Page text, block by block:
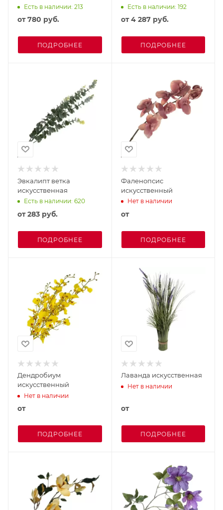
Есть в наличии: 213
от780 руб.
ПОДРОБНЕЕ
Есть в наличии: 192
от4 287 руб.
ПОДРОБНЕЕ
Эвкалипт ветка
искусственная
Есть в наличии: 620
от283 руб.
ПОДРОБНЕЕ
Фаленопсис
искусственный
Нет в наличии
от
ПОДРОБНЕЕ
Дендробиум
искусственный
Нет в наличии
от
ПОДРОБНЕЕ
Лаванда искусственная
Нет в наличии
от
ПОДРОБНЕЕ